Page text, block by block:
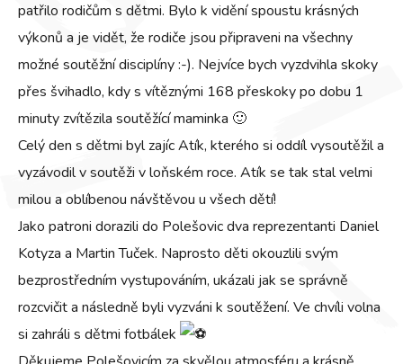
patřilo rodičům s dětmi. Bylo k vidění spoustu krásných
výkonů a je vidět, že rodiče jsou připraveni na všechny
možné soutěžní disciplíny :-). Nejvíce bych vyzdvihla skoky
přes švihadlo, kdy s vítěznými 168 přeskoky po dobu 1
minuty zvítězila soutěžící maminka 🙂
Celý den s dětmi byl zajíc Atík, kterého si oddíl vysoutěžil a
vyzávodil v soutěži v loňském roce. Atík se tak stal velmi
milou a oblíbenou návštěvou u všech dětí!
Jako patroni dorazili do Polešovic dva reprezentanti Daniel
Kotyza a Martin Tuček. Naprosto děti okouzlili svým
bezprostředním vystupováním, ukázali jak se správně
rozcvičit a následně byli vyzváni k soutěžení. Ve chvíli volna
si zahráli s dětmi fotbálek